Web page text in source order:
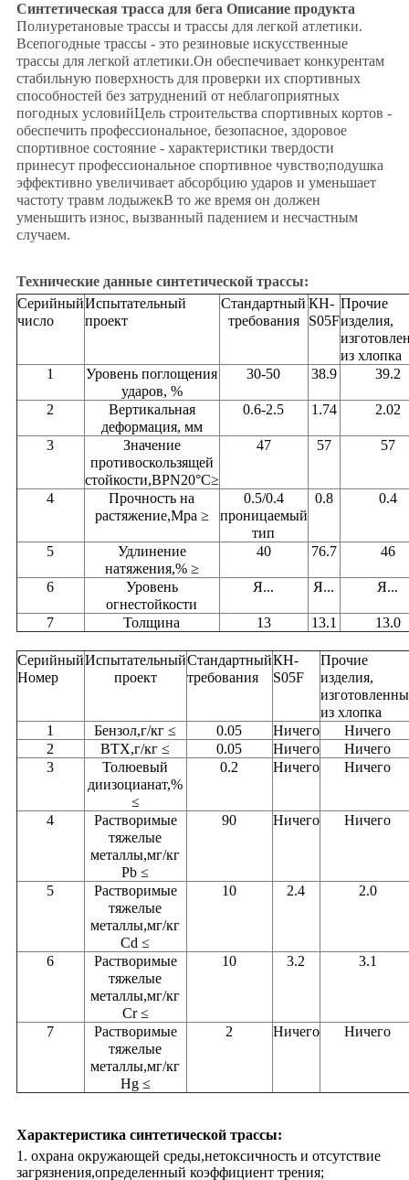
Синтетическая трасса для бега Описание продукта
Полиуретановые трассы и трассы для легкой атлетики.
Всепогодные трассы - это резиновые искусственные
трассы для легкой атлетики.Он обеспечивает конкурентам
стабильную поверхность для проверки их спортивных
способностей без затруднений от неблагоприятных
погодных условийЦель строительства спортивных кортов -
обеспечить профессиональное, безопасное, здоровое
спортивное состояние - характеристики твердости
принесут профессиональное спортивное чувство;подушка
эффективно увеличивает абсорбцию ударов и уменьшает
частоту травм лодыжекВ то же время он должен
уменьшить износ, вызванный падением и несчастным
случаем.
Технические данные синтетической трассы:
Серийный
число
Испытательный
проект
Стандартный
требования
КН-
S05F
Прочие
изделия,
из хлопка
1
Уровень поглощения
ударов, %
30-50 38.9 39.2
2
Вертикальная
деформация, мм
0.6-2.5 1.74 2.02
3
Значение
противоскользящей
стойкости,BPN20°C≥
47 57 57
4
Прочность на
растяжение,Mpa ≥
0.5/0.4
проницаемый
тип
0.8 0.4
5
Удлинение
натяжения,% ≥
40 76.7 46
6
Уровень
огнестойкости
Я... Я... Я...
7 Толщина 13 13.1 13.0
Серийный
Номер
Испытательный
проект
Стандартный
требования
КН-
S05F
Прочие
изделия,
из хлопка
1
Бензол,г/кг ≤ 0.05 Ничего
Ничего
2
BTX,г/кг ≤ 0.05 Ничего
Ничего
3
Толюевый
диизоцианат,%
≤
0.2 Ничего Ничего
4
Растворимые
тяжелые
металлы,мг/кг
Pb ≤
90 Ничего Ничего
5
Растворимые
тяжелые
металлы,мг/кг
Cd ≤
10 2.4 2.0
6
Растворимые
тяжелые
металлы,мг/кг
Cr ≤
10 3.2 3.1
7
Растворимые
тяжелые
металлы,мг/кг
Hg ≤
2 Ничего Ничего
Характеристика синтетической трассы:
1. охрана окружающей среды,нетоксичность и отсутствие
загрязнения,определенный коэффициент трения;